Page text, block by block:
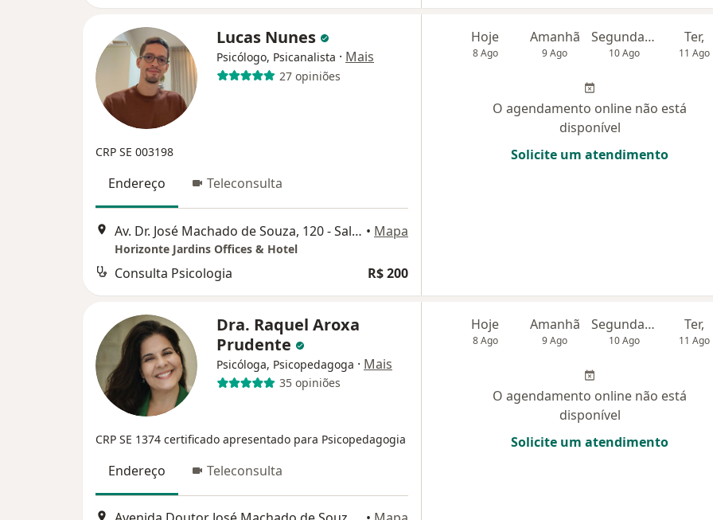
Lucas Nunes
Psicólogo, Psicanalista · Mais
27 opiniões
CRP SE 003198
Endereço Teleconsulta
Av. Dr. José Machado de Souza, 120 - Sala 1501, Aracaju • Mapa
Horizonte Jardins Offices & Hotel
Consulta Psicologia R$ 200
Hoje
8 Ago
Amanhã
9 Ago
Segunda-feira
10 Ago
Ter,
11 Ago
O agendamento online não está
disponível
Solicite um atendimento
Dra. Raquel Aroxa
Prudente
Psicóloga, Psicopedagoga · Mais
35 opiniões
CRP SE 1374 certificado apresentado para Psicopedagogia
Endereço Teleconsulta
Hoje
8 Ago
Amanhã
9 Ago
Segunda-feira
10 Ago
Ter,
11 Ago
O agendamento online não está
disponível
Solicite um atendimento